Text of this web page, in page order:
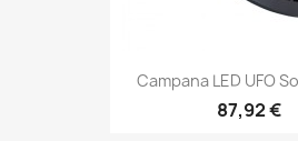
Campana LED UFO
87,92 €